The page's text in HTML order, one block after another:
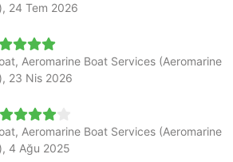
24 Tem 2026
Aeromarine Boat Services (Aeromarine
23 Nis 2026
Aeromarine Boat Services (Aeromarine
4 Ağu 2025